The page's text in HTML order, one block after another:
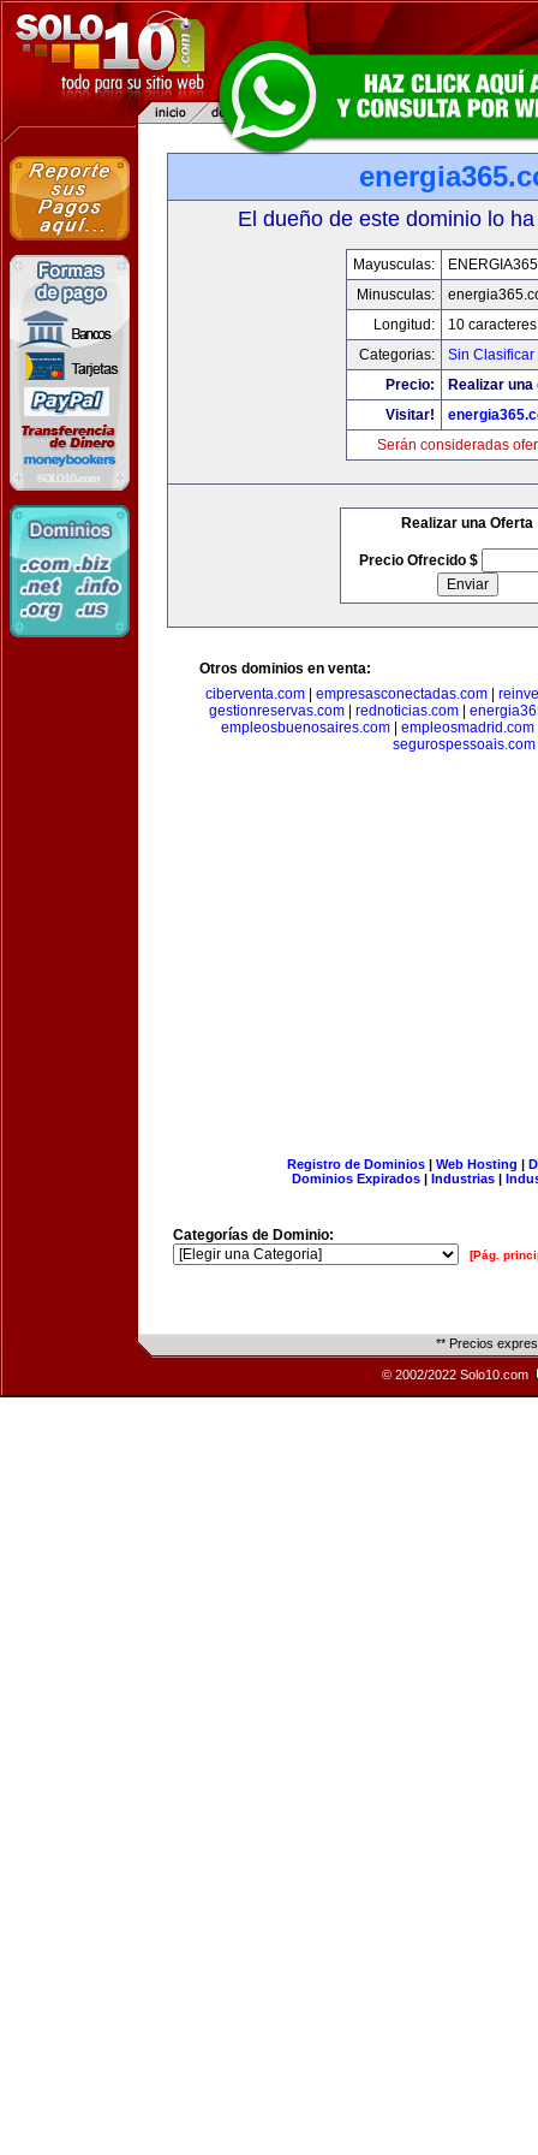
El dueño de este dominio lo
Mayusculas:
Minusculas:
Longitud:
10 caracteres
Categorias:
Sin Clasificar
Precio:
Realizar
Visitar!
Serán consideradas
Realizar una Oferta
Precio Ofrecido $
Otros dominios en venta:
ciberventa.com| empresasconectadas.com|
gestionreservas.com| rednoticias.com|
empleosbuenosaires.com
empleosmadrid.com
segurospessoais.com
Registro de Dominios| Web Hosting |
Dominios Expirados | Industrias |
Categorías de Dominio:
[Pág.
** Precios
© 2002/2022 Solo10.com